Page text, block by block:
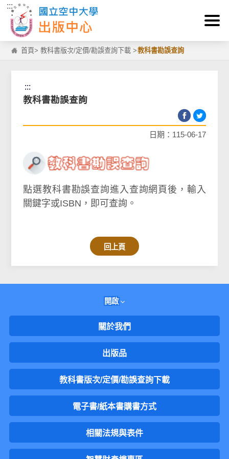
跳到主要內容區塊
:::
首頁>教科書版次/定價/勘誤查詢下載 >教科書勘誤查詢
:::
教科書勘誤查詢
日期：115-06-17
點選教科書勘誤查詢進入查詢網頁後，輸入
關鍵字或ISBN，即可查詢。
回上頁
開啟
關於我們
出版品
教科書版次/定價/勘誤查詢下載
電子書/紙本書購書方式
相關法規與表件